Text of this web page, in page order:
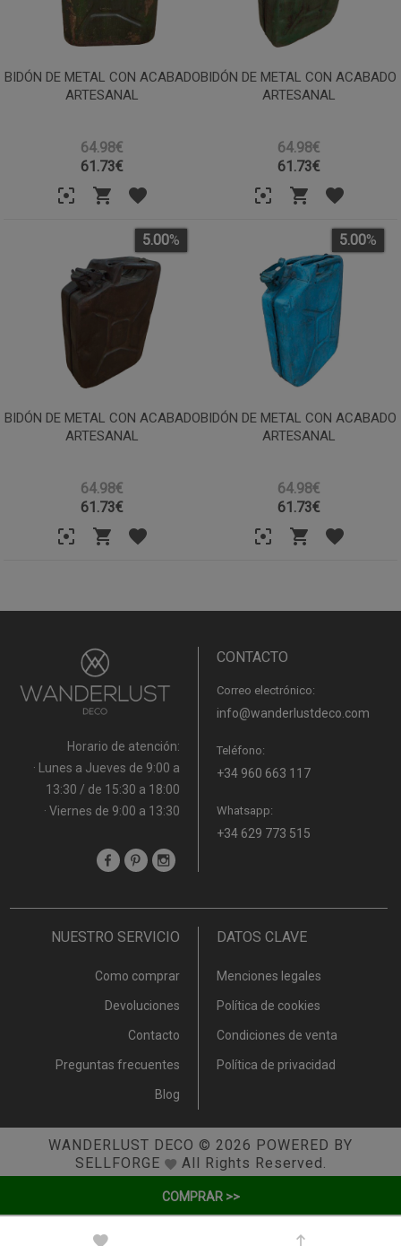
COMPRAR >>
BIDÓN DE METAL CON ACABADO
ARTESANAL
64.98€
61.73€
BIDÓN DE METAL CON ACABADO
ARTESANAL
64.98€
61.73€
BIDÓN DE METAL CON ACABADO
ARTESANAL
64.98€
5.00%
61.73€
BIDÓN DE METAL CON ACABADO
ARTESANAL
64.98€
5.00%
61.73€
Horario de atención:
· Lunes a Jueves de 9:00 a
13:30 / de 15:30 a 18:00
· Viernes de 9:00 a 13:30
CONTACTO
Correo electrónico:
info@wanderlustdeco.com
Teléfono:
+34 960 663 117
Whatsapp:
+34 629 773 515
NUESTRO SERVICIO
Como comprar
Devoluciones
Contacto
Preguntas frecuentes
Blog
DATOS CLAVE
Menciones legales
Política de cookies
Condiciones de venta
Política de privacidad
WANDERLUST DECO © 2026 POWERED BY
SELLFORGE
All Rights Reserved.